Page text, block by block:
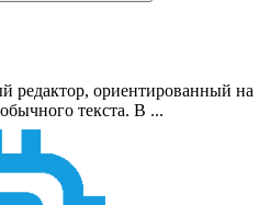
редактор, ориентированный на
текста. В ...